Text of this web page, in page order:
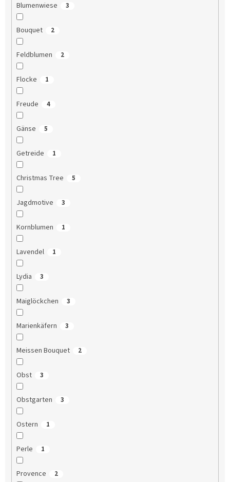
Blumenwiese 3
Bouquet 2
Feldblumen 2
Flocke 1
Freude 4
Gänse 5
Getreide 1
Christmas Tree 5
Jagdmotive 3
Kornblumen 1
Lavendel 1
Lydia 3
Maiglöckchen 3
Marienkäfern 3
Meissen Bouquet 2
Obst 3
Obstgarten 3
Ostern 1
Perle 1
Provence 2